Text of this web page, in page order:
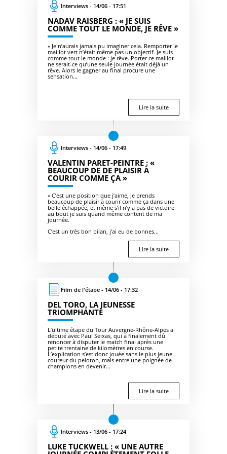
Interviews - 14/06 - 17:51
NADAV RAISBERG : « JE SUIS
COMME TOUT LE MONDE, JE RÊVE »
« Je n’aurais jamais pu imaginer cela. Remporter le
maillot vert n’était même pas un objectif. Je suis
comme tout le monde : je rêve. Porter ce maillot
ne serait-ce qu’une seule journée était déjà un
rêve. Alors le gagner au final procure une
sensation...
Lire la suite
Interviews - 14/06 - 17:49
VALENTIN PARET-PEINTRE : «
BEAUCOUP DE DE PLAISIR À
COURIR COMME ÇA »
« C’est une position que j’aime, je prends
beaucoup de plaisir à courir comme ça dans une
belle échappée, et même s’il n’y a pas de victoire
au bout je suis quand même content de ma
journée.
C’est un très bon bilan, j’ai eu de bonnes...
Lire la suite
Film de l'étape - 14/06 - 17:32
DEL TORO, LA JEUNESSE
TRIOMPHANTE
L’ultime étape du Tour Auvergne-Rhône-Alpes a
débuté avec Paul Seixas, qui a finalement dû
renoncer à disputer le match final après une
petite trentaine de kilomètres en course.
L’explication s’est donc jouée sans le plus jeune
coureur du peloton, mais entre une poignée de
champions en devenir...
Lire la suite
Interviews - 13/06 - 17:24
LUKE TUCKWELL : « UNE AUTRE